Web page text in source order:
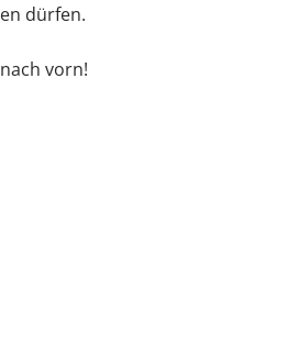
dürfen.
vorn!